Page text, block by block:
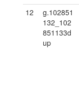
12
g.102851
132_102
851133d
up